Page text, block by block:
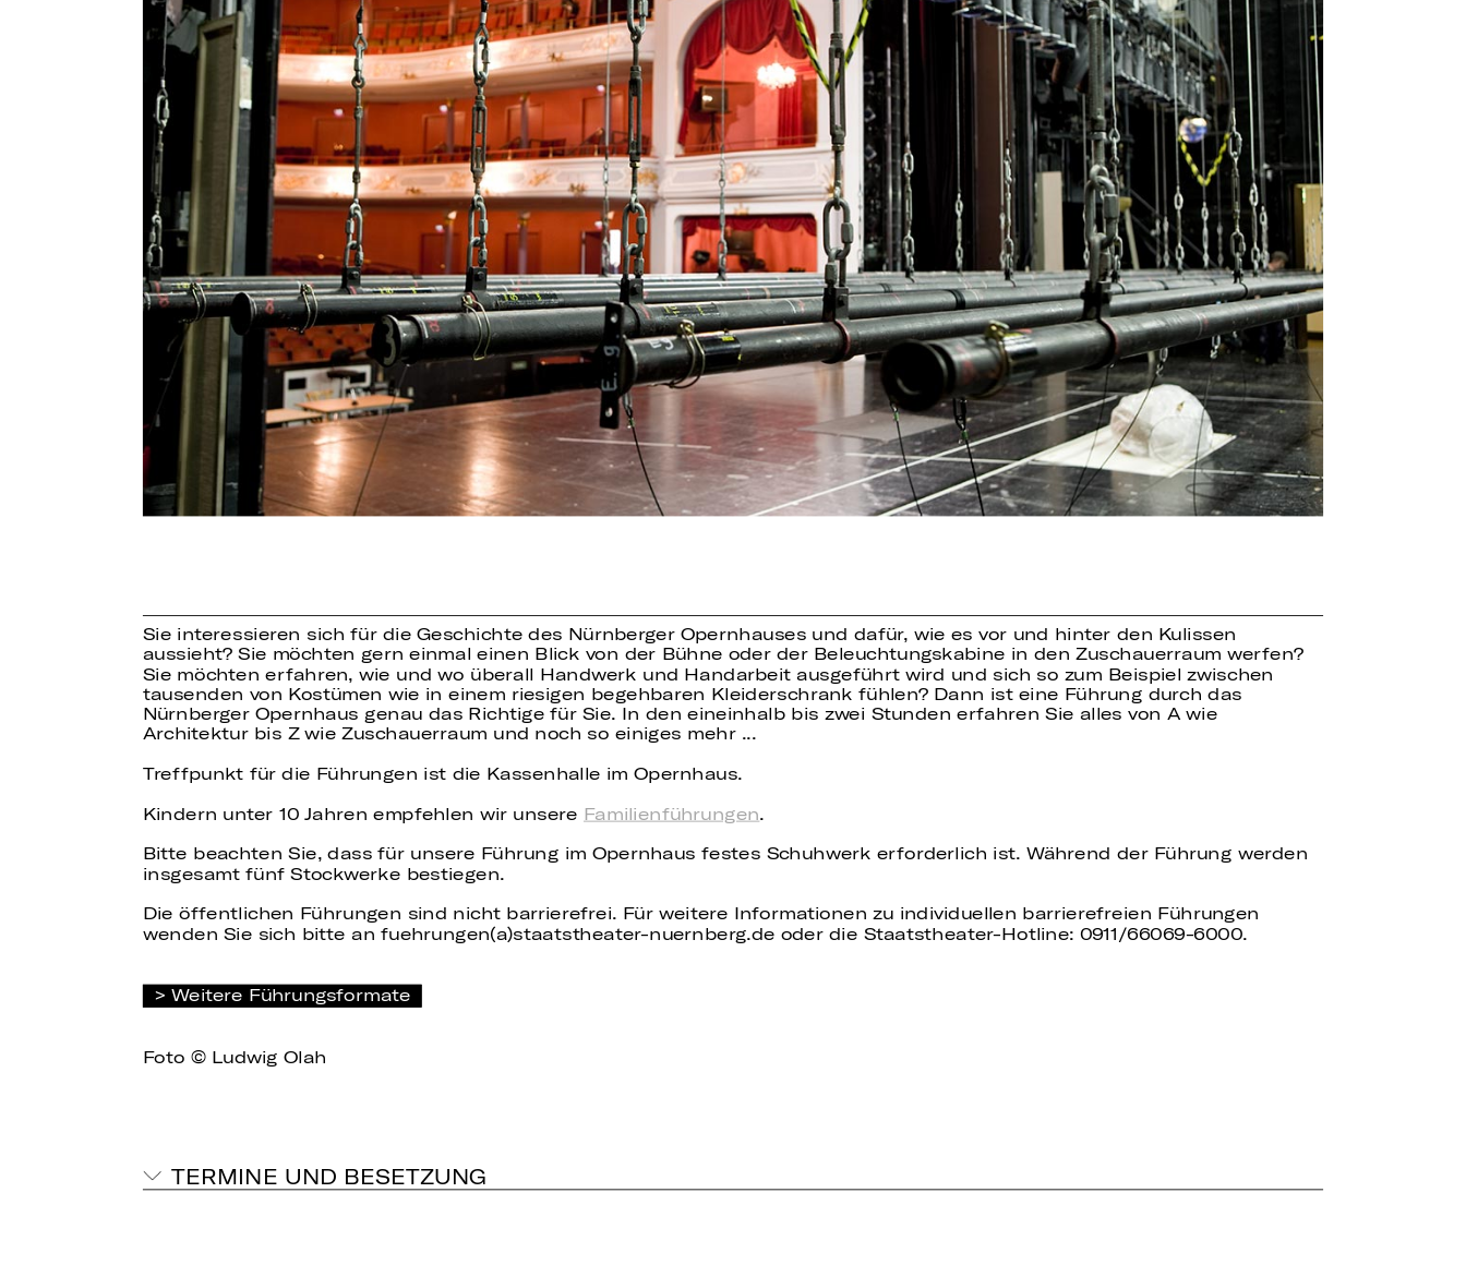
Sie interessieren sich für die Geschichte des Nürnberger Opernhauses und dafür, wie es vor und hinter den Kulissen
aussieht? Sie möchten gern einmal einen Blick von der Bühne oder der Beleuchtungskabine in den Zuschauerraum werfen?
Sie möchten erfahren, wie und wo überall Handwerk und Handarbeit ausgeführt wird und sich so zum Beispiel zwischen
tausenden von Kostümen wie in einem riesigen begehbaren Kleiderschrank fühlen? Dann ist eine Führung durch das
Nürnberger Opernhaus genau das Richtige für Sie. In den eineinhalb bis zwei Stunden erfahren Sie alles von A wie
Architektur bis Z wie Zuschauerraum und noch so einiges mehr ...
Treffpunkt für die Führungen ist die Kassenhalle im Opernhaus.
Kindern unter 10 Jahren empfehlen wir unsere Familienführungen.
Bitte beachten Sie, dass für unsere Führung im Opernhaus festes Schuhwerk erforderlich ist. Während der Führung werden
insgesamt fünf Stockwerke bestiegen.
Die öffentlichen Führungen sind nicht barrierefrei. Für weitere Informationen zu individuellen barrierefreien Führungen
wenden Sie sich bitte an fuehrungen(a)staatstheater-nuernberg.de oder die Staatstheater-Hotline: 0911/66069-6000.
Weitere Führungsformate
Foto © Ludwig Olah
TERMINE UND BESETZUNG